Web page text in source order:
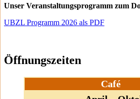
Unser Veranstaltungsprogramm zum
UBZL Programm 2026 als PDF
Öffnungszeiten
Café